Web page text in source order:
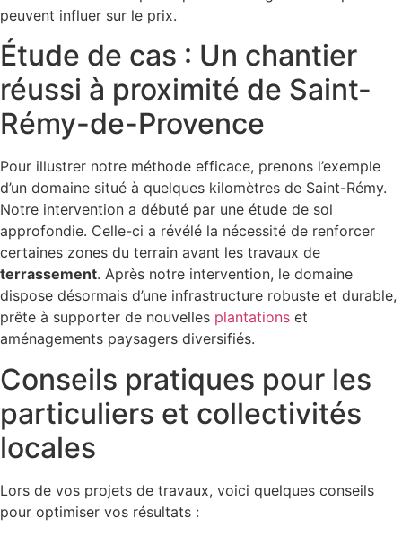
peuvent influer sur le prix.
Étude de cas : Un chantier
réussi à proximité de Saint-
Rémy-de-Provence
Pour illustrer notre méthode efficace, prenons l’exemple
d’un domaine situé à quelques kilomètres de Saint-Rémy.
Notre intervention a débuté par une étude de sol
approfondie. Celle-ci a révélé la nécessité de renforcer
certaines zones du terrain avant les travaux de
terrassement. Après notre intervention, le domaine
dispose désormais d’une infrastructure robuste et durable,
prête à supporter de nouvelles plantations et
aménagements paysagers diversifiés.
Conseils pratiques pour les
particuliers et collectivités
locales
Lors de vos projets de travaux, voici quelques conseils
pour optimiser vos résultats :